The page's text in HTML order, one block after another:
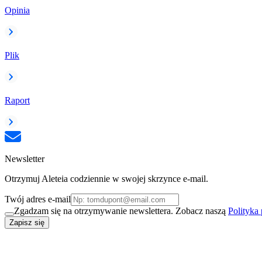
Opinia
Plik
Raport
Newsletter
Otrzymuj Aleteia codziennie w swojej skrzynce e-mail.
Twój adres e-mail
Zgadzam się na otrzymywanie newslettera. Zobacz naszą Polityka
Zapisz się